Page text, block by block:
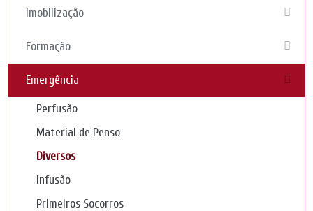
Imobilização
Formação
Emergência
Perfusão
Material de Penso
Diversos
Infusão
Primeiros Socorros